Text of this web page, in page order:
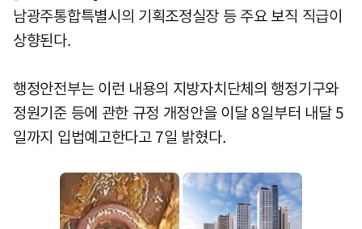
남광주통합특별시의 기획조정실장 등 주요 보직 직급이
상향된다.
행정안전부는 이런 내용의 지방자치단체의 행정기구와
정원기준 등에 관한 규정 개정안을 이달 8일부터 내달 5
일까지 입법예고한다고 7일 밝혔다.